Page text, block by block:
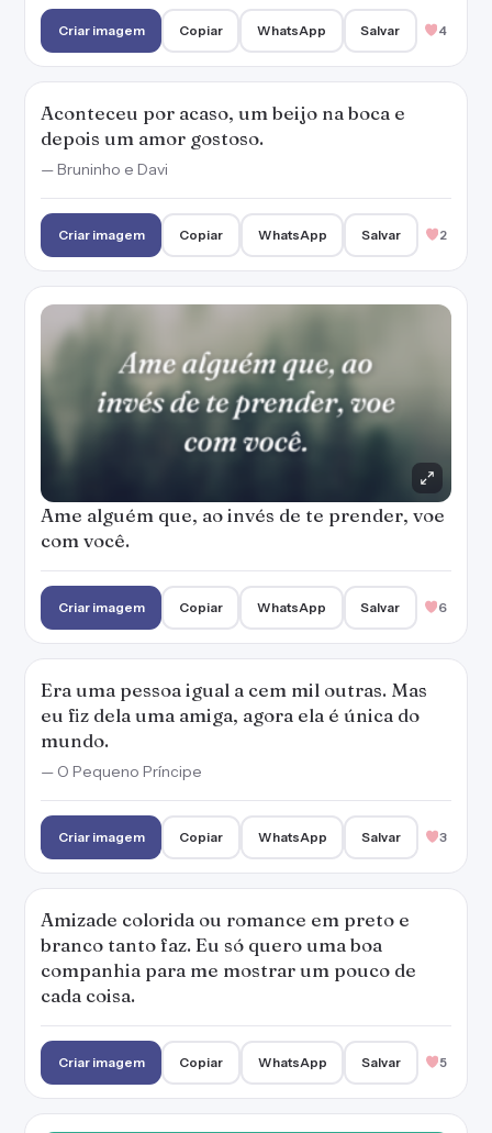
Criar imagem Copiar WhatsApp Salvar 4
Aconteceu por acaso, um beijo na boca e
depois um amor gostoso.
— Bruninho e Davi
Criar imagem Copiar WhatsApp Salvar 2
Ame alguém que, ao invés de te prender, voe
com você.
Criar imagem Copiar WhatsApp Salvar 6
Era uma pessoa igual a cem mil outras. Mas
eu fiz dela uma amiga, agora ela é única do
mundo.
— O Pequeno Príncipe
Criar imagem Copiar WhatsApp Salvar 3
Amizade colorida ou romance em preto e
branco tanto faz. Eu só quero uma boa
companhia para me mostrar um pouco de
cada coisa.
Criar imagem Copiar WhatsApp Salvar 5